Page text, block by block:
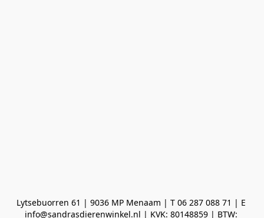
Lytsebuorren 61 | 9036 MP Menaam | T 06 287 088 71 | E
info@sandrasdierenwinkel.nl | KVK: 80148859 | BTW: